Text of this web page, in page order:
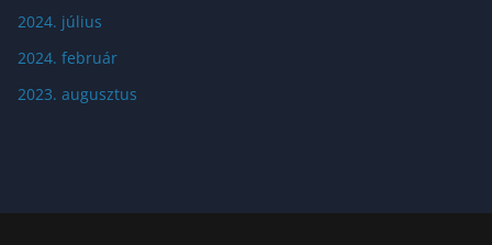
2024. július
2024. február
2023. augusztus